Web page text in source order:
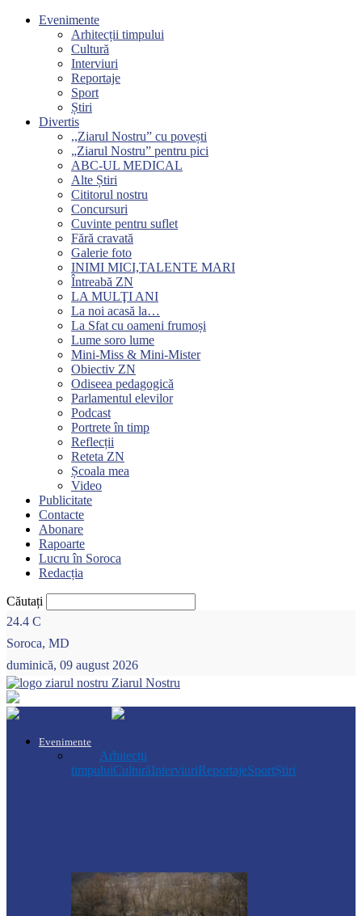
Evenimente
Arhitecții timpului
Cultură
Interviuri
Reportaje
Sport
Știri
Divertis
,,Ziarul Nostru” cu povești
„Ziarul Nostru” pentru pici
ABC-UL MEDICAL
Alte Știri
Cititorul nostru
Concursuri
Cuvinte pentru suflet
Fără cravată
Galerie foto
INIMI MICI,TALENTE MARI
Întreabă ZN
LA MULŢI ANI
La noi acasă la…
La Sfat cu oameni frumoși
Lume soro lume
Mini-Miss & Mini-Mister
Obiectiv ZN
Odiseea pedagogică
Parlamentul elevilor
Podcast
Portrete în timp
Reflecții
Reteta ZN
Școala mea
Video
Publicitate
Contacte
Abonare
Rapoarte
Lucru în Soroca
Redacția
Căutați
24.4 C
Soroca, MD
duminică, 09 august 2026
Ziarul Nostru
Evenimente
Arhitecții
timpuluiCulturăInterviuriReportajeSportȘtiri